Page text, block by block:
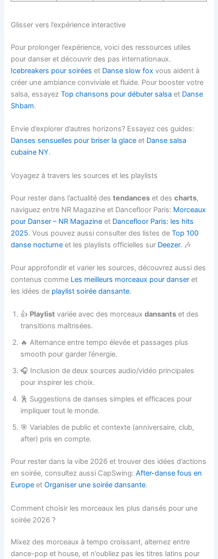
Glisser vers l’expérience interactive
Pour prolonger l’expérience, voici des ressources utiles
pour danser et découvrir des pas internationaux.
Icebreakers pour soirées et Danse slow fox vous aident à
créer une ambiance conviviale et fluide. Pour booster votre
salsa, essayezTop chansons pour débuter salsa et Danse
Shbam.
Envie d’explorer d’autres horizons? Essayez ces guides:
Danses sensuelles pour briser la glace et Danse salsa
cubaine NY.
Voyagez à travers les sources et les playlists
Pour rester dans l’actualité destendances et descharts,
naviguez entre NR Magazine et Dancefloor Paris: Morceaux
pour Danser – NR Magazine et Dancefloor Paris: les hits
2025. Vous pouvez aussi consulter des listes deTop 100
danse nocturne et les playlists officielles sur Deezer. 🎶
Pour approfondir et varier les sources, découvrez aussi des
contenus comme Les meilleurs morceaux pour danser et
les idées de playlist soirée dansante.
👍 Playlist variée avec des morceauxdansants et des
transitions maîtrisées.
🔥 Alternance entre tempo élevée et passages plus
smooth pour garder l’énergie.
🎧 Inclusion de deux sources audio/vidéo principales
pour inspirer les choix.
🕺 Suggestions de danses simples et efficaces pour
impliquer tout le monde.
🎯 Variables de public et contexte (anniversaire, club,
after) pris en compte.
Pour rester dans la vibe 2026 et trouver des idées d’actions
en soirée, consultez aussi CapSwing:After-danse fous en
Europe etOrganiser une soirée dansante.
Comment choisir les morceaux les plus dansés pour une
soirée 2026 ?
Mixez des morceaux à tempo croissant, alternez entre
dance-pop et house, et n’oubliez pas les titres latins pour